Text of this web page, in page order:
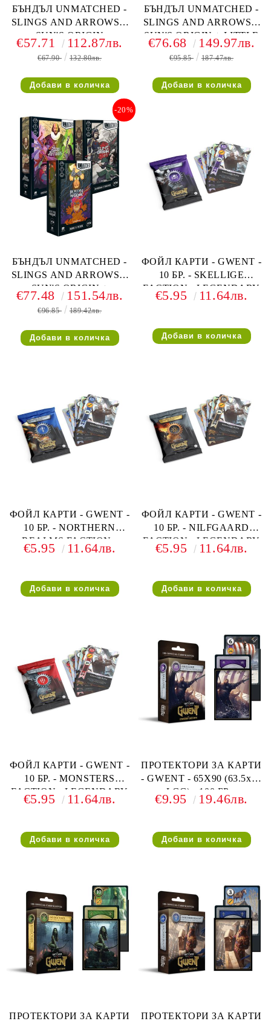
БЪНДЪЛ UNMATCHED -
SLINGS AND ARROWS +
SUN'S ORIGIN
€57.71 112.87лв.
€67.90 132.80лв.
БЪНДЪЛ UNMATCHED -
SLINGS AND ARROWS +
SUN'S ORIGIN + LITTLE
RED RIDING HOOD VS
BEOWULF
€76.68 149.97лв.
€95.85 187.47лв.
БЪНДЪЛ UNMATCHED -
SLINGS AND ARROWS +
SUN'S ORIGIN +
HOUDINI VS THE GENIE
-20%
€77.48 151.54лв.
€96.85 189.42лв.
ФОЙЛ КАРТИ - GWENT -
10 БР. - SKELLIGE
FACTION - LEGENDARY
BALLAD FOIL CARDS
€5.95 11.64лв.
ФОЙЛ КАРТИ - GWENT -
10 БР. - NORTHERN
REALMS FACTION -
LEGENDARY BALLAD
€5.95 11.64лв.
ФОЙЛ КАРТИ - GWENT -
10 БР. - NILFGAARD
FACTION - LEGENDARY
BALLAD FOIL CARDS
€5.95 11.64лв.
ФОЙЛ КАРТИ - GWENT -
10 БР. - MONSTERS
FACTION - LEGENDARY
BALLAD FOIL CARDS
€5.95 11.64лв.
ПРОТЕКТОРИ ЗА КАРТИ
- GWENT - 65X90 (63.5x88
LCG) - 100 БР. -
SKELLIGE FACTION
€9.95 19.46лв.
ПРОТЕКТОРИ ЗА КАРТИ
ПРОТЕКТОРИ ЗА КАРТИ